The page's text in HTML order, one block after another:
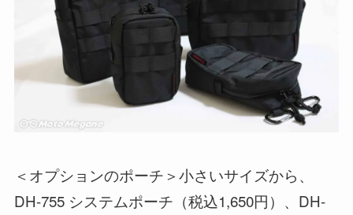
＜オプションのポーチ＞小さいサイズから、
DH-755 システムポーチ（税込1,650円）、DH-